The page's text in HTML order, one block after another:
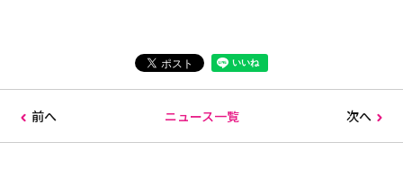
前へ ニュース一覧 次へ